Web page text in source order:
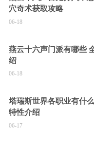
穴奇术获取攻略
06-18
燕云十六声门派有哪些
绍
06-18
塔瑞斯世界各职业有什
特性介绍
06-17